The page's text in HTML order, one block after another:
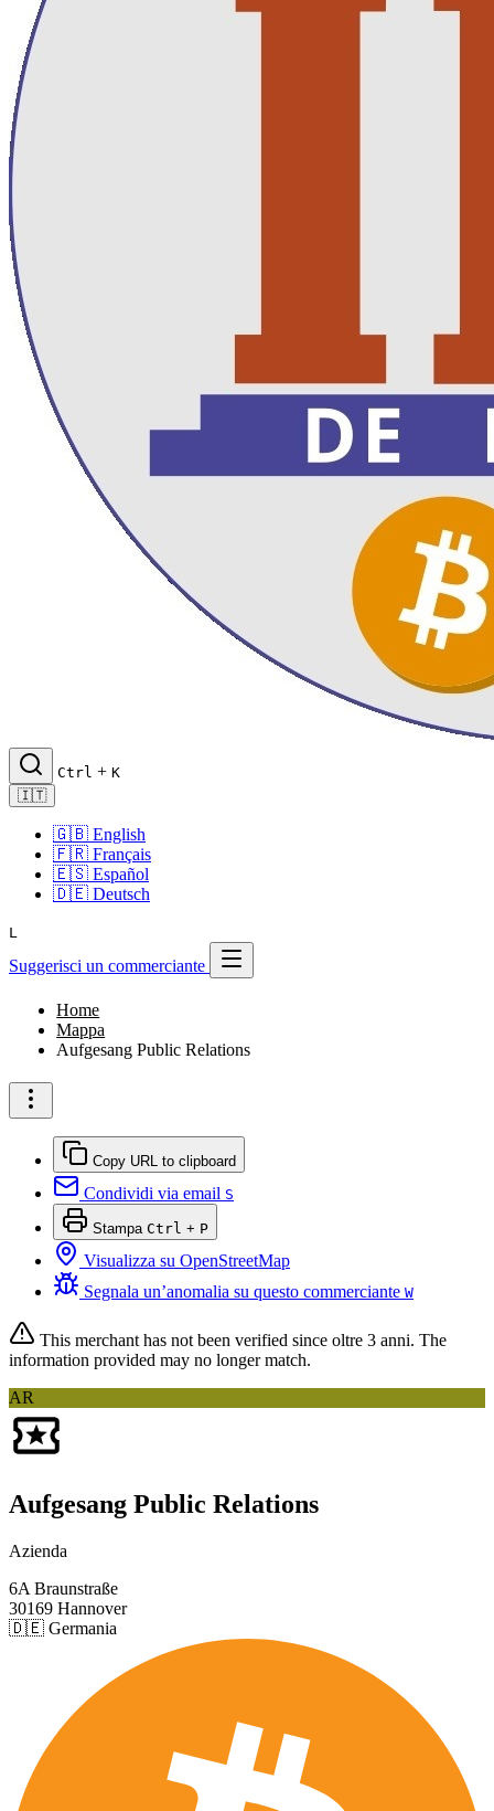
Ctrl + K
🇮🇹
🇬🇧 English
🇫🇷 Français
🇪🇸 Español
🇩🇪 Deutsch
L
Suggerisci un commerciante
Home
Mappa
Aufgesang Public Relations
Copy URL to clipboard
Condividi via email S
Stampa Ctrl + P
Visualizza su OpenStreetMap
Segnala un’anomalia su questo commerciante W
This merchant has not been verified since oltre 3 anni. The
information provided may no longer match.
AR
Aufgesang Public Relations
Azienda
6A Braunstraße
30169 Hannover
🇩🇪 Germania